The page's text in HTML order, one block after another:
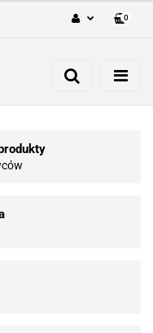
Zarejestruj się
0